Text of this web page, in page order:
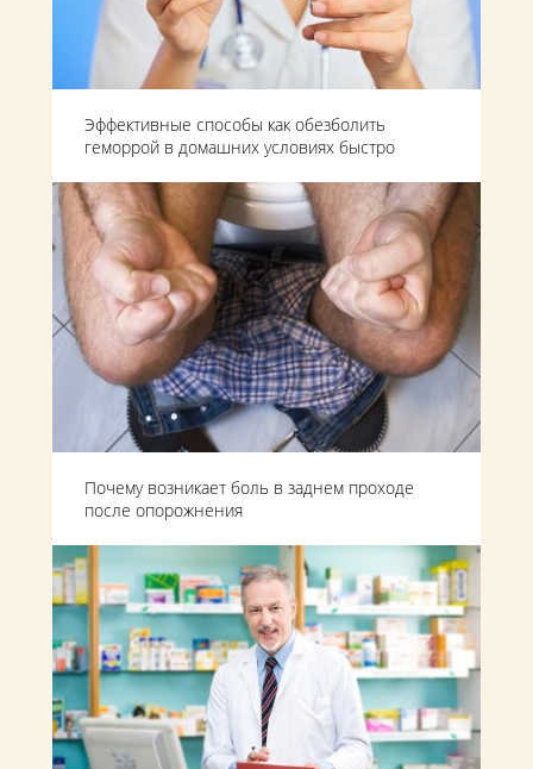
Эффективные способы как обезболить
геморрой в домашних условиях быстро
Почему возникает боль в заднем проходе
после опорожнения